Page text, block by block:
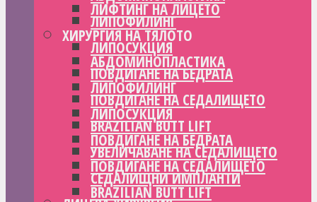
ЛИПОФИЛИНГ
ЛИПОСУКЦИЯ
ПОВДИГАНЕ НА БЕДРАТА
ПОВДИГАНЕ НА СЕДАЛИЩЕТО
BRAZILIAN BUTT LIFT
УВЕЛИЧАВАНЕ НА СЕДАЛИЩЕТО
СЕДАЛИЩНИ ИМПЛАНТИ
ЛИФТИНГ НА ЛИЦЕТО
ХИРУРГИЯ НА ТЯЛОТО
АБДОМИНОПЛАСТИКА
ЛИПОФИЛИНГ
ЛИПОСУКЦИЯ
ПОВДИГАНЕ НА БЕДРАТА
ПОВДИГАНЕ НА СЕДАЛИЩЕТО
BRAZILIAN BUTT LIFT